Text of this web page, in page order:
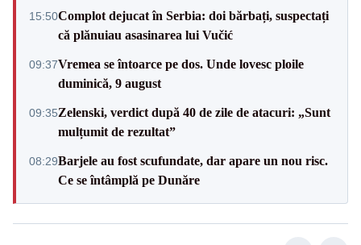
15:50Complot dejucat în Serbia: doi bărbați, suspectați
că plănuiau asasinarea lui Vučić
09:37Vremea se întoarce pe dos. Unde lovesc ploile
duminică, 9 august
09:35Zelenski, verdict după 40 de zile de atacuri: „Sunt
mulțumit de rezultat”
08:29Barjele au fost scufundate, dar apare un nou risc.
Ce se întâmplă pe Dunăre